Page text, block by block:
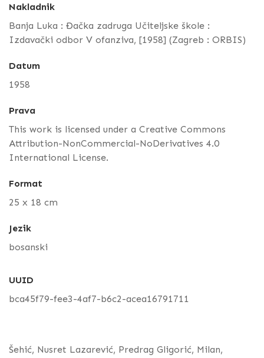
Nakladnik
Banja Luka : Đačka zadruga Učiteljske škole :
Izdavački odbor V ofanziva, [1958] (Zagreb : ORBIS)
Datum
1958
Prava
This work is licensed under a Creative Commons
Attribution-NonCommercial-NoDerivatives 4.0
International License.
Format
25 x 18 cm
Jezik
bosanski
UUID
bca45f79-fee3-4af7-b6c2-acea16791711
Šehić, Nusret Lazarević, Predrag Gligorić, Milan,